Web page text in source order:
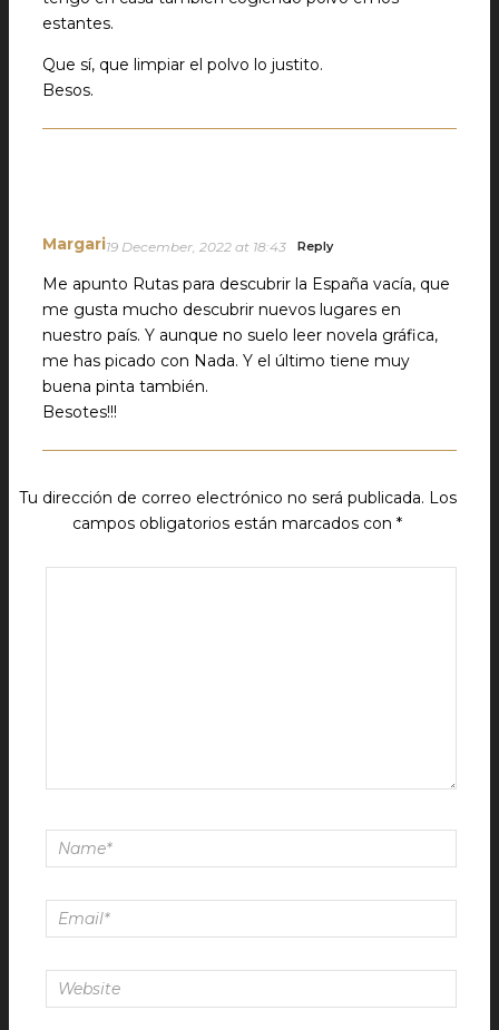
estantes.
Que sí, que limpiar el polvo lo justito.
Besos.
Margari19 December, 2022 at 18:43 Reply
Me apunto Rutas para descubrir la España vacía, que
me gusta mucho descubrir nuevos lugares en
nuestro país. Y aunque no suelo leer novela gráfica,
me has picado con Nada. Y el último tiene muy
buena pinta también.
Besotes!!!
Tu dirección de correo electrónico no será publicada. Los
campos obligatorios están marcados con*